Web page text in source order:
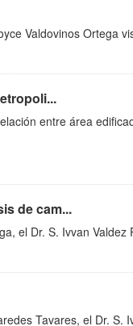
Valdovinos Ortega
entre área
de cam...
el Dr. S. Ivvan Valdez
Tavares, el Dr. S.